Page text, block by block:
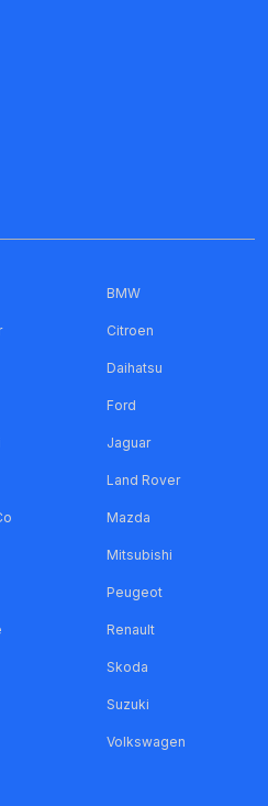
BMW
Citroen
Daihatsu
Ford
Jaguar
Land Rover
Mazda
Mitsubishi
Peugeot
Renault
Skoda
Suzuki
Volkswagen